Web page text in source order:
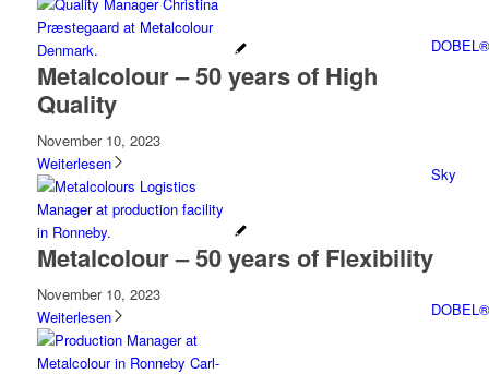
Sky
Metalcolour – 50 years of High
Quality
November 10, 2023
Weiterlesen
Metalcolour – 50 years of Flexibility
November 10, 2023
Weiterlesen